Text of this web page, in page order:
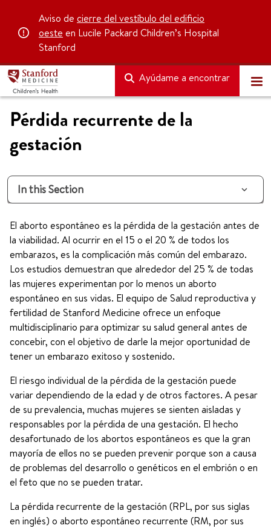
Aviso de cierre del vestíbulo del edificio
oeste en Lucile Packard Children’s Hospital
Stanford
Ayúdame a encontrar
Pérdida recurrente de la
gestación
In this Section
El aborto espontáneo es la pérdida de la gestación antes de
la viabilidad. Al ocurrir en el 15 o el 20 % de todos los
embarazos, es la complicación más común del embarazo.
Los estudios demuestran que alrededor del 25 % de todas
las mujeres experimentan por lo menos un aborto
espontáneo en sus vidas. El equipo de Salud reproductiva y
fertilidad de Stanford Medicine ofrece un enfoque
multidisciplinario para optimizar su salud general antes de
concebir, con el objetivo de darle la mejor oportunidad de
tener un embarazo exitoso y sostenido.
El riesgo individual de la pérdida de la gestación puede
variar dependiendo de la edad y de otros factores. A pesar
de su prevalencia, muchas mujeres se sienten aisladas y
responsables por la pérdida de una gestación. El hecho
desafortunado de los abortos espontáneos es que la gran
mayoría de ellos no se pueden prevenir porque son a causa
de problemas del desarrollo o genéticos en el embrión o en
el feto que no se pueden tratar.
La pérdida recurrente de la gestación (RPL, por sus siglas
en inglés) o aborto espontáneo recurrente (RM, por sus